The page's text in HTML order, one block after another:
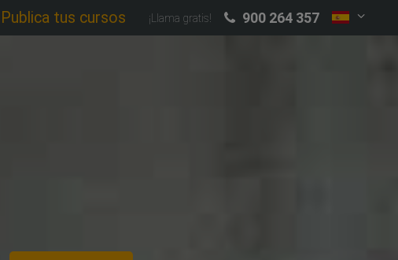
Publica tus cursos ¡Llama gratis! 900 264 357